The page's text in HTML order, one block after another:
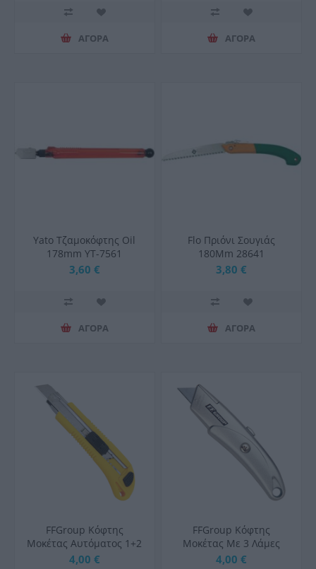
ΑΓΟΡΑ ΑΓΟΡΑ
Yato Τζαμοκόφτης Oil
178mm ΥΤ-7561
3,60 €
ΑΓΟΡΑ
Flo Πριόνι Σουγιάς
180Mm 28641
3,80 €
ΑΓΟΡΑ
FFGroup Κόφτης
Μοκέτας Αυτόματος 1+2
Λάμες
4,00 €
FFGroup Κόφτης
Μοκέτας Με 3 Λάμες
Μεταλλικός
4,00 €